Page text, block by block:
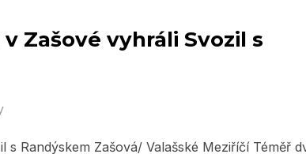
Zašové vyhráli Svozil s
Randýskem Zašová/ Valašské Meziříčí Téměř